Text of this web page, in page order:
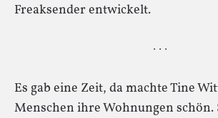
Freaksender entwickelt.
· · ·
Es gab eine Zeit, da machte Tine
Menschen ihre Wohnungen schön.